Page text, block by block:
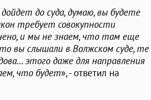
до суда, думаю, вы будете
требует совокупности
и мы не знаем, что там еще
вы слышали в Волжском суде, те
этого даже для направления
что будет», - ответил на